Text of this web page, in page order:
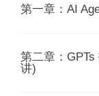
第一章：AI
01｜人工
时长 05:15
第二章：
讲)